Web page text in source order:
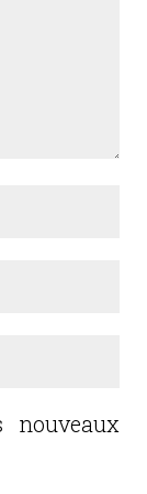
nouveaux